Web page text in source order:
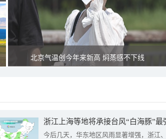
北京气温创今年来新高 焖蒸感不下线
浙江上海等地将承接台风“白海豚”
今后几天，华东地区风雨显著增强，浙江